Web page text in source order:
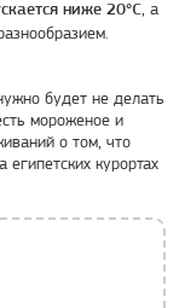
ниже 20°C, а
будет не делать
мороженое и
о том, что
курортах